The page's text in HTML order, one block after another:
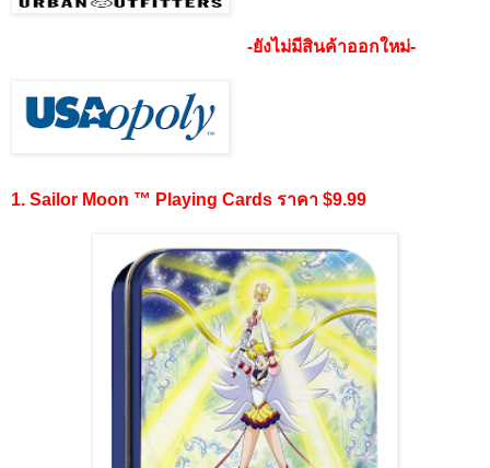
-ยังไม่มีสินค้าออกใหม่-
1. Sailor Moon ™ Playing Cards ราคา $9.99